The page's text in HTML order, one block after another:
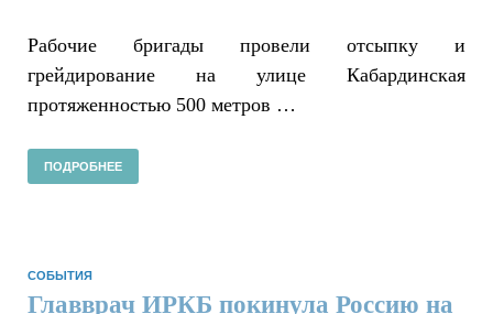
Рабочие бригады провели отсыпку и
грейдирование на улице Кабардинская
протяженностью 500 метров …
ПОДРОБНЕЕ
СОБЫТИЯ
Главврач ИРКБ покинула Россию на